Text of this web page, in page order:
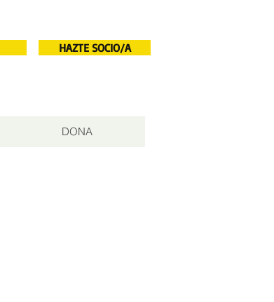
HAZTE SOCIO/A
DONA